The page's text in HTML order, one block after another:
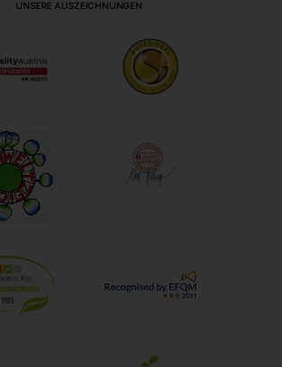
UNSERE AUSZEICHNUNGEN